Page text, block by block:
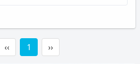
‹‹ 1 ››